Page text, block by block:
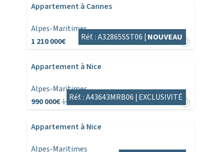
Appartement à Cannes
Alpes-Maritimes
1 210 000€
Réf. : A32865SST06 | NOUVEAU
Appartement à Nice
Alpes-Maritimes
990 000€1 045 000€
Réf. : A43643MRB06 | EXCLUSIVITÉ
Appartement à Nice
Alpes-Maritimes